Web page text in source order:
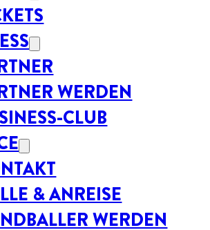
WERDEN
CLUB
& ANREISE
WERDEN